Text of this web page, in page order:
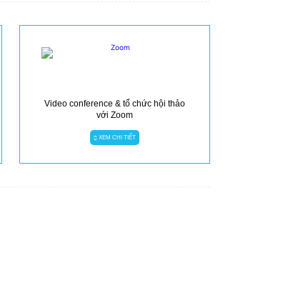
Video conference & tổ chức hội thảo
với Zoom
XEM CHI TIẾT